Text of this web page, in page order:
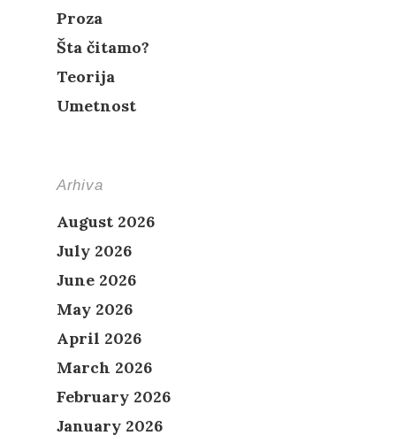
Proza
Šta čitamo?
Teorija
Umetnost
Arhiva
August 2026
July 2026
June 2026
May 2026
April 2026
March 2026
February 2026
January 2026